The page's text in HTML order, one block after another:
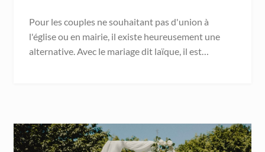
Pour les couples ne souhaitant pas d'union à
l'église ou en mairie, il existe heureusement une
alternative. Avec le mariage dit laïque, il est…